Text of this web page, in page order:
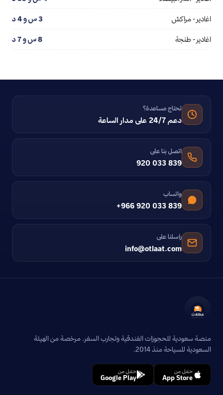
اغادير - مراكش 3 س و 4 د
اغادير - طنجة 8 س و 7 د
تحتاج مساعدة؟
دعم 24/7 على مدار الساعة
اتصل بنا على
920 033 839
واتساب
+966 920 033 839
راسلنا على
info@otlaat.com
منصة سعودية للحجوزات الفندقية وتجارب السفر. مرخصة من الهيئة
السعودية للسياحة منذ 2014.
حمّل من
App Store
حمّل من
Google Play